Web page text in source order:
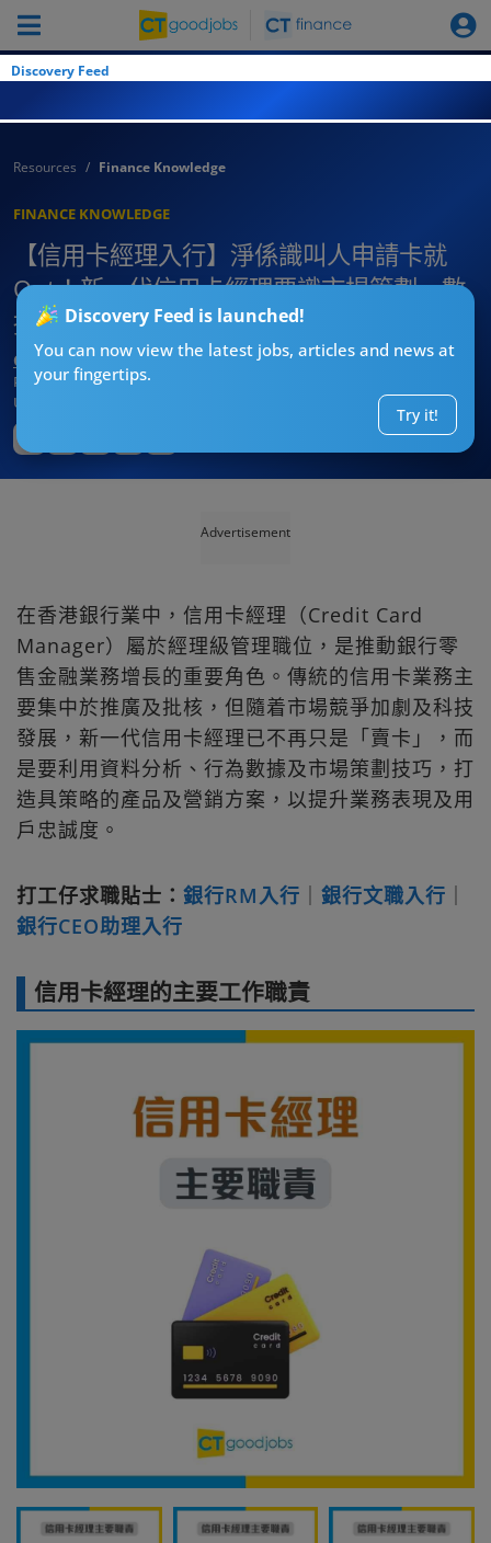
Discovery Feed
Discovery Feed is launched!
You can now view the latest jobs, articles and news at
your fingertips.
Try it!
Resources Finance Knowledge
FINANCE KNOWLEDGE
【信用卡經理入行】淨係識叫人申請卡就
Out！新一代信用卡經理要識市場策劃、數
據驅動營銷！即睇入職條件
CT求職戰略師
Published:2026-08-01 19:06
Updated:
Advertisement
在香港銀行業中，信用卡經理（Credit Card
Manager）屬於經理級管理職位，是推動銀行零
售金融業務增長的重要角色。傳統的信用卡業務主
要集中於推廣及批核，但隨着市場競爭加劇及科技
發展，新一代信用卡經理已不再只是「賣卡」，而
是要利用資料分析、行為數據及市場策劃技巧，打
造具策略的產品及營銷方案，以提升業務表現及用
戶忠誠度。
打工仔求職貼士： 銀行RM入行 銀行文職入行
銀行CEO助理入行
信用卡經理的主要工作職責